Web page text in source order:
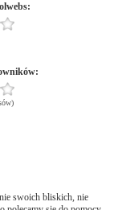
:
swoich bliskich, nie